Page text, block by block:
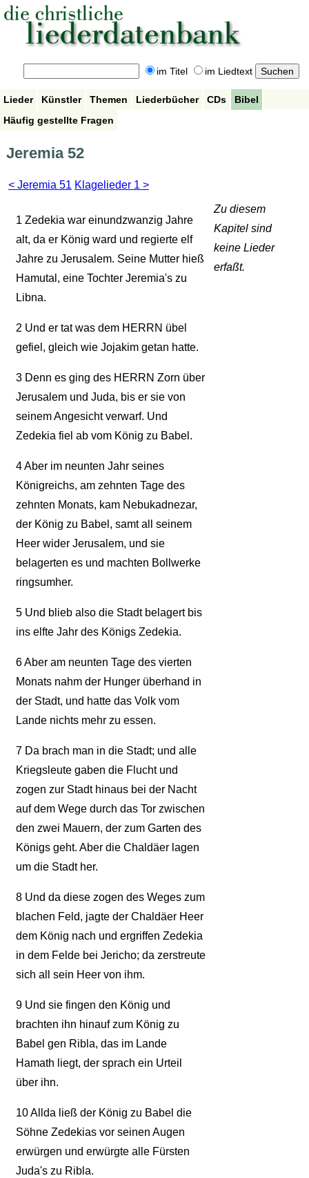
im Titel im Liedtext
Lieder Künstler Themen Liederbücher CDs
Bibel
Häufig gestellte Fragen
Jeremia 52
< Jeremia 51 Klagelieder 1 >
1 Zedekia war einundzwanzig Jahre
alt, da er König ward und regierte elf
Jahre zu Jerusalem. Seine Mutter hieß
Hamutal, eine Tochter Jeremia's zu
Libna.
2 Und er tat was dem HERRN übel
gefiel, gleich wie Jojakim getan hatte.
3Denn es ging des HERRN Zorn über
Jerusalem und Juda, bis er sie von
seinem Angesicht verwarf. Und
Zedekia fiel ab vom König zu Babel.
4Aber im neunten Jahr seines
Königreichs, am zehnten Tage des
zehnten Monats, kam Nebukadnezar,
der König zu Babel, samt all seinem
Heer wider Jerusalem, und sie
belagerten es und machten Bollwerke
ringsumher.
5Und blieb also die Stadt belagert bis
ins elfte Jahr des Königs Zedekia.
6Aber am neunten Tage des vierten
Monats nahm der Hunger überhand in
der Stadt, und hatte das Volk vom
Lande nichts mehr zu essen.
7Da brach man in die Stadt; und alle
Kriegsleute gaben die Flucht und
zogen zur Stadt hinaus bei der Nacht
auf dem Wege durch das Tor zwischen
den zwei Mauern, der zum Garten des
Königs geht. Aber die Chaldäer lagen
um die Stadt her.
8Und da diese zogen des Weges zum
blachen Feld, jagte der Chaldäer Heer
dem König nach und ergriffen Zedekia
in dem Felde bei Jericho; da zerstreute
sich all sein Heer von ihm.
9Und sie fingen den König und
brachten ihn hinauf zum König zu
Babel gen Ribla, das im Lande
Hamath liegt, der sprach ein Urteil
über ihn.
10Allda ließ der König zu Babel die
Söhne Zedekias vor seinen Augen
erwürgen und erwürgte alle Fürsten
Juda's zu Ribla.
Zu diesem
Kapitel sind
keine Lieder
erfaßt.